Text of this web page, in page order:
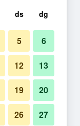
ds dg
5 6
12 13
19 20
26 27